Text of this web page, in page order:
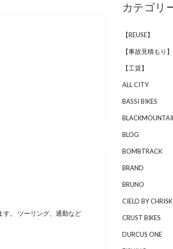
す。 ツーリング、通勤など
カテゴリ
【REUSE】
【事故見積もり】
【工賃】
ALL CITY
BASSI BIKES
BLOG
BOMBTRACK
BRAND
BRUNO
CIELO BY
CRUST BIKES
DURCUS ONE